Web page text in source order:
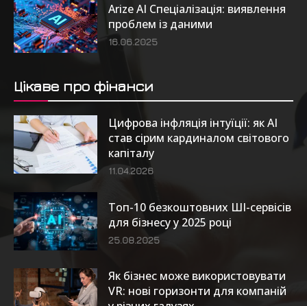
Arize AI Спеціалізація: виявлення
проблем із даними
16.06.2025
Цікаве про фінанси
Цифрова інфляція інтуїції: як AI
став сірим кардиналом світового
капіталу
11.04.2026
Топ-10 безкоштовних ШІ-сервісів
для бізнесу у 2025 році
25.08.2025
Як бізнес може використовувати
VR: нові горизонти для компаній